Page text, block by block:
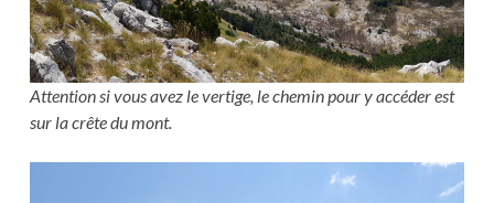
Attention si vous avez le vertige, le chemin pour y accéder est
sur la crête du mont.